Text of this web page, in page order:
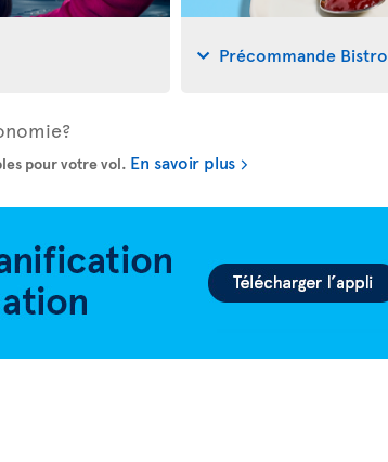
Précommande Bistro
pour votre vol. En savoir plus